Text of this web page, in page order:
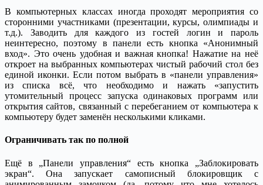
В компьютерных классах иногда проходят мероприятия со
сторонними участниками (презентации, курсы, олимпиады и
т.д.). Заводить для каждого из гостей логин и пароль
неинтересно, поэтому в панели есть кнопка «Анонимный
вход». Это очень удобная и важная кнопка! Нажатие на неё
откроет на выбранных компьютерах чистый рабочий стол без
единой иконки. Если потом выбрать в «панели управления»
из списка всё, что необходимо и нажать «запустить
утомительный процесс запуска одинаковых программ или
открытия сайтов, связанный с перебеганием от компьютера к
компьютеру будет заменён несколькими кликами.
Ограничивать так по полной
Ещё в „Панели управления“ есть кнопка „Заблокировать
экран“. Она запускает самописный блокировщик с